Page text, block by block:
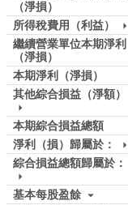
（淨損）
所得稅費用（利益）
arrow_drop_down
繼續營業單位本期淨利
（淨損）
本期淨利（淨損）
其他綜合損益（淨額）
arrow_drop_down
本期綜合損益總額
淨利（損）歸屬於：
arrow_drop_down
綜合損益總額歸屬於：
arrow_drop_down
基本每股盈餘 arrow_drop_down